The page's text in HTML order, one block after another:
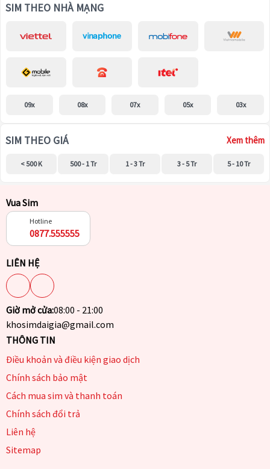
SIM THEO NHÀ MẠNG
09x 08x 07x 05x 03x
SIM THEO GIÁ Xem thêm
< 500 K 500 - 1 Tr 1 - 3 Tr 3 - 5 Tr 5 - 10 Tr
Vua Sim
Hotline
0877.555555
LIÊN HỆ
Giờ mở cửa:08:00 - 21:00
khosimdaigia@gmail.com
THÔNG TIN
Điều khoản và điều kiện giao dịch
Chính sách bảo mật
Cách mua sim và thanh toán
Chính sách đổi trả
Liên hệ
Sitemap